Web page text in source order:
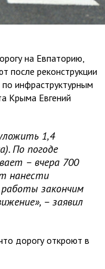
на Евпаторию,
после реконструкции
инфраструктурным
Крыма Евгений
1,4
По погоде
– вчера 700
нанести
закончим
– заявил
дорогу откроют в